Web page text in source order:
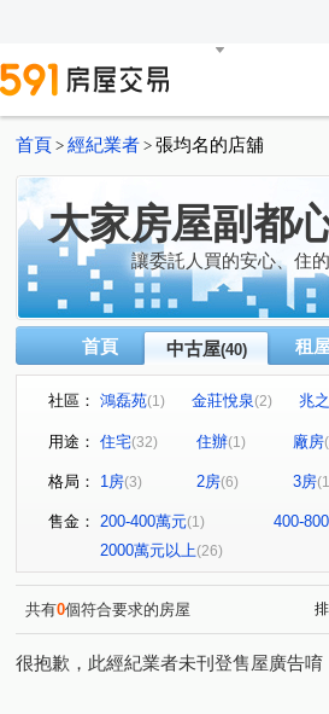
首頁 > 經紀業者 > 張均名的店舖
大家房屋副都
讓委託人買的安心、住
首頁 中古屋(40) 租
社區： 鴻磊苑(1) 金莊悅泉(2) 兆
最高峰
世界花園-金城舞5 (1)
典藏四季 達美大樓
太平洋水鄉國際渡假村 射
思源路(1) 富山路
新北大道三段(2) 莊園街(1)
幸福路(2) 福
美村南路(1) 南京東路二段(1)
昌明街(1) 頭興街(1) 水碓五
用途： 住宅(32) 住辦(1) 廠房
格局： 1房(3) 2房(6) 3房
售金： 200-400萬元(1) 400-
2000萬元以上(26)
共有0個符合要求的房屋
很抱歉，此經紀業者未刊登售屋廣告唷